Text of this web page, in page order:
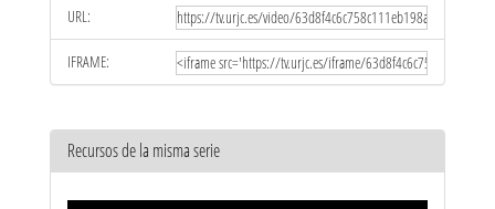
URL:
IFRAME:
Recursos de la misma serie